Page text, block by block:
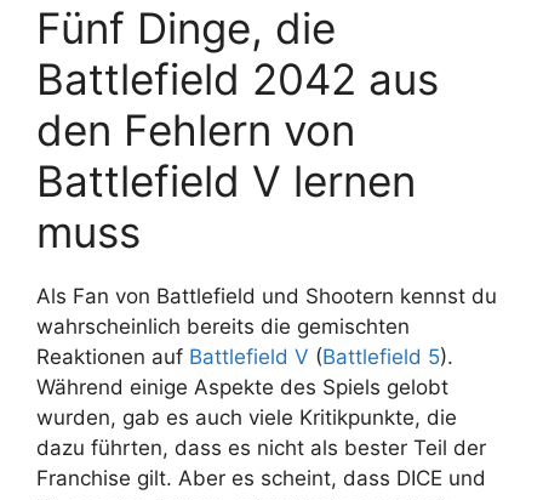
Fünf Dinge, die
Battlefield 2042 aus
den Fehlern von
Battlefield V lernen
muss
Als Fan von Battlefield und Shootern kennst du
wahrscheinlich bereits die gemischten
Reaktionen auf Battlefield V (Battlefield 5).
Während einige Aspekte des Spiels gelobt
wurden, gab es auch viele Kritikpunkte, die
dazu führten, dass es nicht als bester Teil der
Franchise gilt. Aber es scheint, dass DICE und